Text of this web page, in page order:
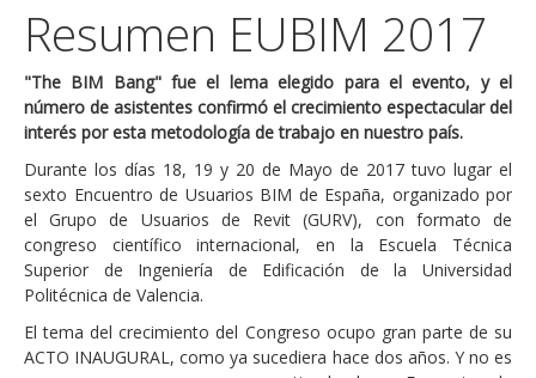
Resumen EUBIM 2017
"The BIM Bang" fue el lema elegido para el evento, y el
número de asistentes confirmó el crecimiento espectacular del
interés por esta metodología de trabajo en nuestro país.
Durante los días 18, 19 y 20 de Mayo de 2017 tuvo lugar el
sexto Encuentro de Usuarios BIM de España, organizado por
el Grupo de Usuarios de Revit (GURV), con formato de
congreso científico internacional, en la Escuela Técnica
Superior de Ingeniería de Edificación de la Universidad
Politécnica de Valencia.
El tema del crecimiento del Congreso ocupo gran parte de su
ACTO INAUGURAL, como ya sucediera hace dos años. Y no es